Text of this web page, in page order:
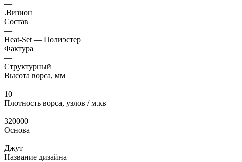
—
.Визион
Состав
—
Heat-Set — Полиэстер
Фактура
—
Структурный
Высота ворса, мм
—
10
Плотность ворса, узлов / м.кв
—
320000
Основа
—
Джут
Название дизайна